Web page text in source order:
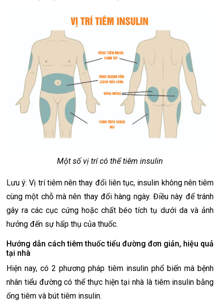
Một số vị trí có thể tiêm insulin
Lưu ý: Vị trí tiêm nên thay đổi liên tục, insulin không nên tiêm
cùng một chỗ mà nên thay đổi hàng ngày. Điều này để tránh
gây ra các cục cứng hoặc chất béo tích tụ dưới da và ảnh
hưởng đến sự hấp thụ của thuốc.
Hướng dẫn cách tiêm thuốc tiểu đường đơn giản, hiệu quả
tại nhà
Hiện nay, có 2 phương pháp tiêm insulin phổ biến mà bệnh
nhân tiểu đường có thể thực hiện tại nhà là tiêm insulin bằng
ống tiêm và bút tiêm insulin.